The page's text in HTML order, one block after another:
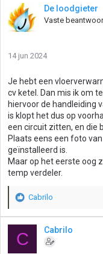
De loodgieter
Vaste
14 jun 2024
Je hebt een
cv ketel. Dan mis ik om
hiervoor de handleiding
is klopt het dus op
een circuit zitten, en die
Plaats eens een foto
geïnstalleerd is.
Maar op het eerste oog
temp verdeler.
W
a
d
Cabrilo
C Cabrilo